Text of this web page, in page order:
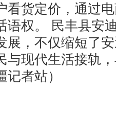
看货定价，通过
语权。 民丰县安
展，不仅缩短了
与现代生活接轨
者站）